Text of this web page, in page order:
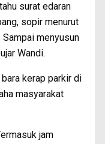
surat edaran
sopir menurut
menyusun
Wandi.
kerap parkir di
masyarakat
jam